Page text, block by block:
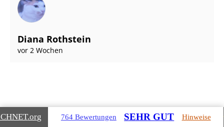
Diana Rothstein
vor 2 Wochen
.org 764 Bewertungen SEHR GUT Hinweise